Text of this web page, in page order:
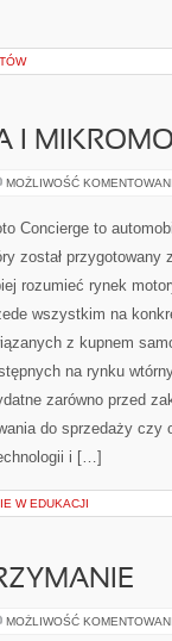
I
MOŻLIWOŚĆ
Concierge to
został
rozumieć rynek
wszystkim na
z kupnem
na rynku
zarówno przed
do sprzedaży czy
i […]
W EDUKACJI
MOŻLIWOŚĆ